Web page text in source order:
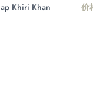
Khiri Khan 价